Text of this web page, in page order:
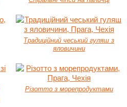
Традиційний чеський гуляш з
яловичини
Різотто з морепродуктами